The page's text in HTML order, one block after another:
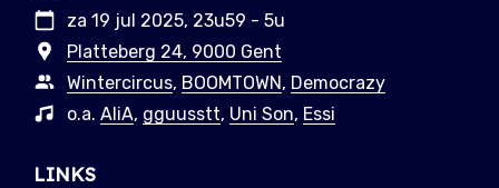
za 19 jul 2025, 23u59 - 5u
Platteberg 24, 9000 Gent
Wintercircus, BOOMTOWN , Democrazy
o.a. AliA, gguusstt, Uni Son, Essi
LINKS